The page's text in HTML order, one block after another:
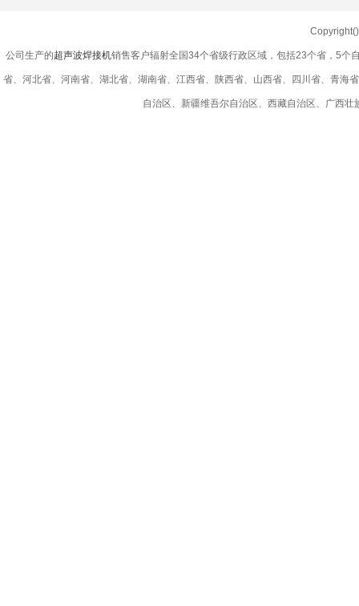
公司生产的超声波焊接机销售客户辐射全国34个省级行政区域，包括23个省，5个
省、河北省、河南省、湖北省、湖南省、江西省、陕西省、山西省、四川省、青
自治区、新疆维吾尔自治区、西藏自治区、广西